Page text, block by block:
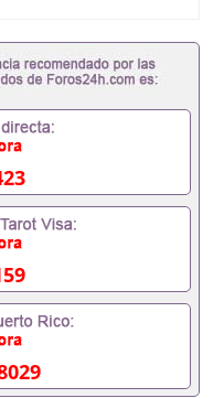
Practica”